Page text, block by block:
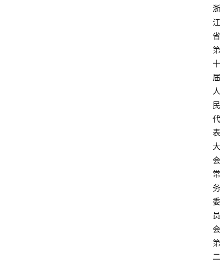
浙
江
省
第
十
届
人
民
代
表
大
会
常
务
委
员
会
第
二